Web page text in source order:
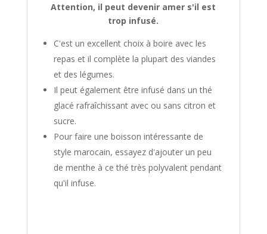
Attention, il peut devenir amer s'il est
trop infusé.
C'est un excellent choix à boire avec les
repas et il complète la plupart des viandes
et des légumes.
Il peut également être infusé dans un thé
glacé rafraîchissant avec ou sans citron et
sucre.
Pour faire une boisson intéressante de
style marocain, essayez d'ajouter un peu
de menthe à ce thé très polyvalent pendant
qu'il infuse.